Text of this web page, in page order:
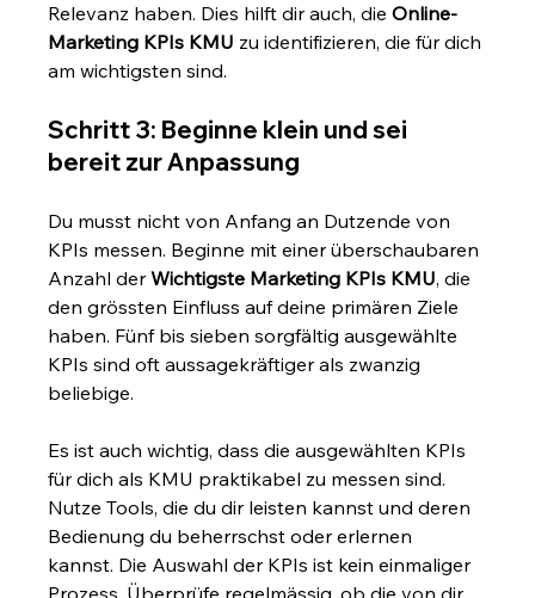
Relevanz haben. Dies hilft dir auch, die Online-
Marketing KPIs KMU zu identifizieren, die für dich
am wichtigsten sind.
Schritt 3: Beginne klein und sei
bereit zur Anpassung
Du musst nicht von Anfang an Dutzende von
KPIs messen. Beginne mit einer überschaubaren
Anzahl der Wichtigste Marketing KPIs KMU, die
den grössten Einfluss auf deine primären Ziele
haben. Fünf bis sieben sorgfältig ausgewählte
KPIs sind oft aussagekräftiger als zwanzig
beliebige.
Es ist auch wichtig, dass die ausgewählten KPIs
für dich als KMU praktikabel zu messen sind.
Nutze Tools, die du dir leisten kannst und deren
Bedienung du beherrschst oder erlernen
kannst. Die Auswahl der KPIs ist kein einmaliger
Prozess. Überprüfe regelmässig, ob die von dir